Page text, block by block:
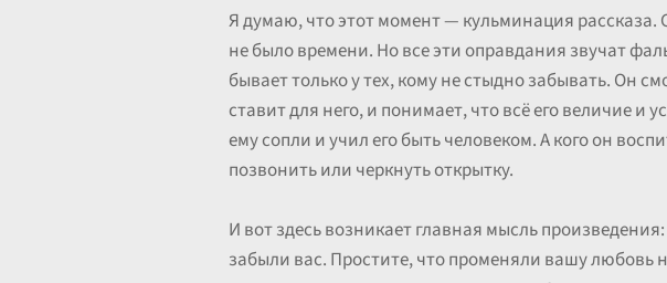
Я думаю, что этот момент — кульминация рассказа.
не было времени. Но все эти оправдания звучат
бывает только у тех, кому не стыдно забывать. Он
ставит для него, и понимает, что всё его величие
ему сопли и учил его быть человеком. А кого он
позвонить или черкнуть открытку.
И вот здесь возникает главная мысль
забыли вас. Простите, что променяли вашу любовь